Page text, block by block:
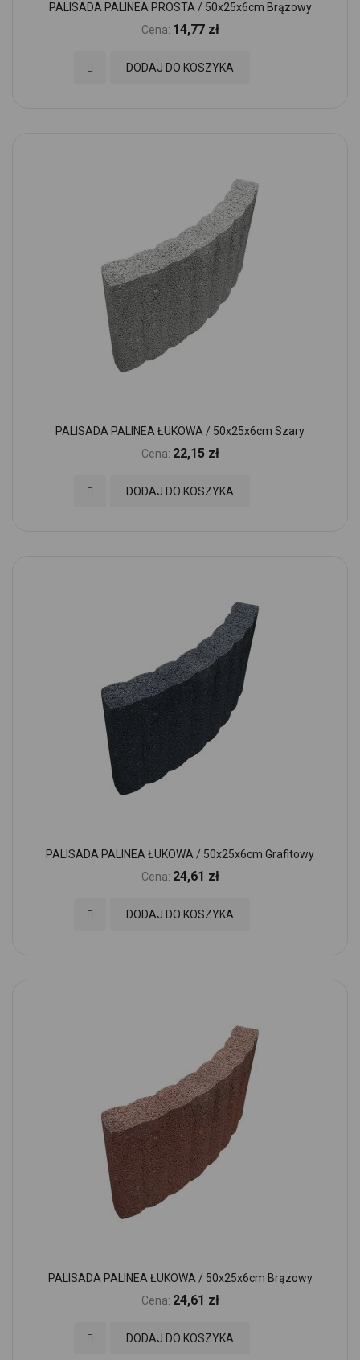
PALISADA PALINEA PROSTA / 50x25x6cm Brązowy
Cena: 14,77 zł
DODAJ DO KOSZYKA
Dodaj do Ulubionych
PALISADA PALINEA ŁUKOWA / 50x25x6cm Szary
Cena: 22,15 zł
DODAJ DO KOSZYKA
Dodaj do Ulubionych
PALISADA PALINEA ŁUKOWA / 50x25x6cm Grafitowy
Cena: 24,61 zł
DODAJ DO KOSZYKA
Dodaj do Ulubionych
PALISADA PALINEA ŁUKOWA / 50x25x6cm Brązowy
Cena: 24,61 zł
DODAJ DO KOSZYKA
Dodaj do Ulubionych